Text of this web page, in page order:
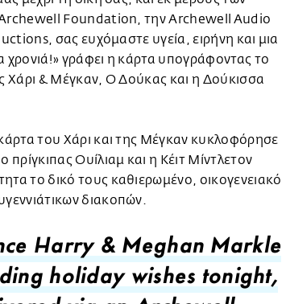
Foundation, την Archewell Audio
σας ευχόμαστε υγεία, ειρήνη και μια
χρονιά!» γράφει η κάρτα υπογράφοντας το
Χάρι & Μέγκαν, Ο Δούκας και η Δούκισσα
του Χάρι και της Μέγκαν κυκλοφόρησε
πρίγκιπας Ουίλιαμ και η Κέιτ Μίντλετον
το δικό τους καθιερωμένο, οικογενειακό
διακοπών.
Harry & Meghan Markle
holiday wishes tonight,